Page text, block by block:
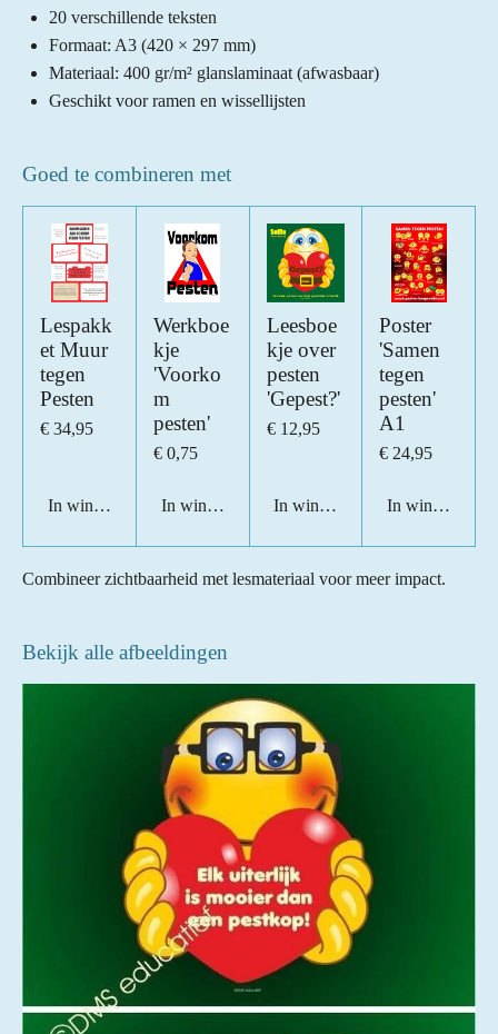
20 verschillende teksten
Formaat: A3 (420 × 297 mm)
Materiaal: 400 gr/m² glanslaminaat (afwasbaar)
Geschikt voor ramen en wissellijsten
Goed te combineren met
Lespakk
et Muur
tegen
Pesten
€ 34,95
In winkelwagen
Werkboe
kje
'Voorko
m
pesten'
€ 0,75
In winkelwagen
Leesboe
kje over
pesten
'Gepest?'
€ 12,95
In winkelwagen
Poster
'Samen
tegen
pesten'
A1
€ 24,95
In
Combineer zichtbaarheid met lesmateriaal voor meer impact.
Bekijk alle afbeeldingen